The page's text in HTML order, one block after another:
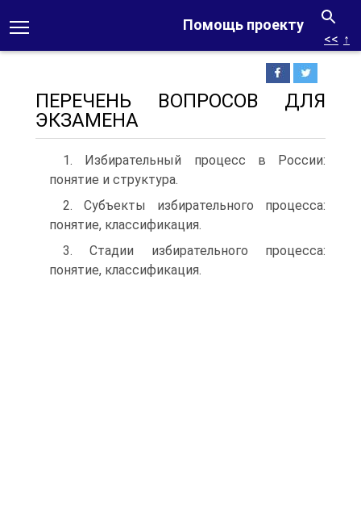
Помощь проекту
<< ↑
ПЕРЕЧЕНЬ ВОПРОСОВ ДЛЯ
ЭКЗАМЕНА
1. Избирательный процесс в России:
понятие и структура.
2. Субъекты избирательного процесса:
понятие, классификация.
3. Стадии избирательного процесса:
понятие, классификация.